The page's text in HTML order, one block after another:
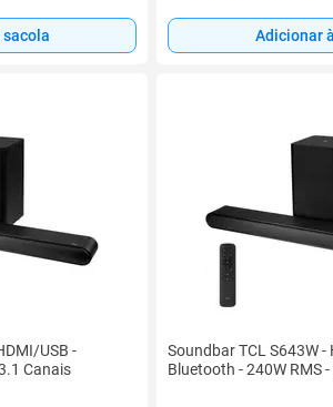
Adicionar
USB -
Canais
Soundbar TCL S643W -
Bluetooth - 240W RMS